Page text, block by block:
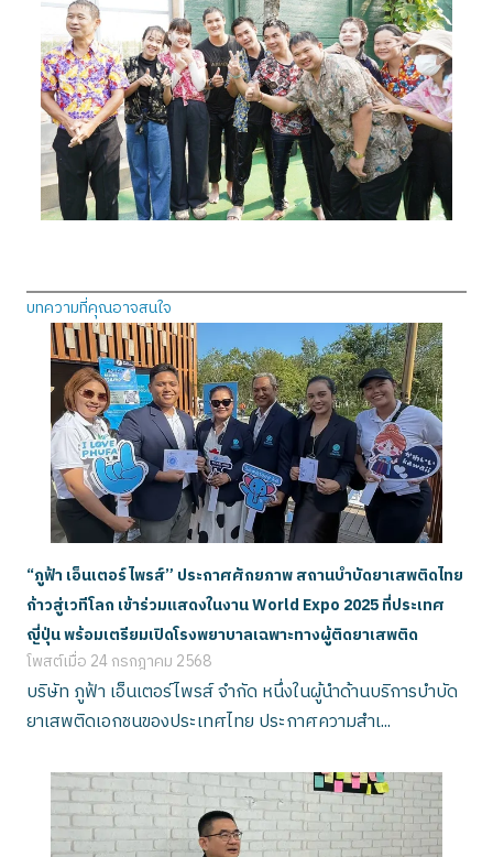
บทความที่คุณอาจสนใจ
“ภูฟ้า เอ็นเตอร์ไพรส์” ประกาศศักยภาพ สถานบำบัดยาเสพติดไทย
ก้าวสู่เวทีโลก เข้าร่วมแสดงในงาน World Expo 2025 ที่ประเทศ
ญี่ปุ่น พร้อมเตรียมเปิดโรงพยาบาลเฉพาะทางผู้ติดยาเสพติด
โพสต์เมื่อ 24 กรกฎาคม 2568
บริษัท ภูฟ้า เอ็นเตอร์ไพรส์ จำกัด หนึ่งในผู้นำด้านบริการบำบัด
ยาเสพติดเอกชนของประเทศไทย ประกาศความสำเ...